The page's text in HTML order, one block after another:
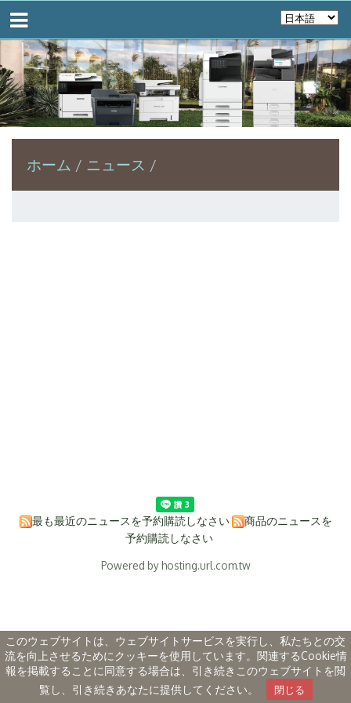
ホーム ニュース
最も最近のニュースを予約購読しなさい
商品のニュースを
予約購読しなさい
Powered by hosting.url.com.tw
このウェブサイトは、ウェブサイトサービスを実行し、私たちとの交
流を向上させるためにクッキーを使用しています。関連するCookie情
報を掲載することに同意する場合は、引き続きこのウェブサイトを閲
覧し、引き続きあなたに提供してください。